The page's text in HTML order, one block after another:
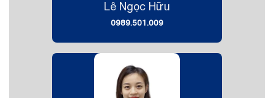
Lê Ngọc Hữu
0989.501.009